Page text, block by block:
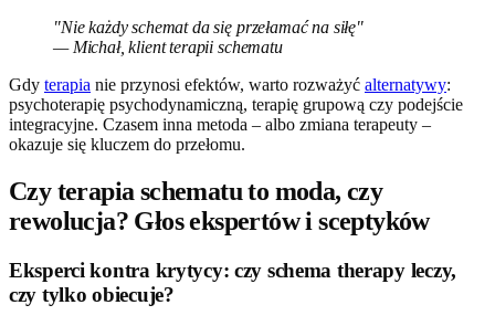
"Nie każdy schemat da się przełamać na siłę"
— Michał, klient terapii schematu
Gdy terapia nie przynosi efektów, warto rozważyć alternatywy:
psychoterapię psychodynamiczną, terapię grupową czy podejście
integracyjne. Czasem inna metoda – albo zmiana terapeuty –
okazuje się kluczem do przełomu.
Czy terapia schematu to moda, czy
rewolucja? Głos ekspertów i sceptyków
Eksperci kontra krytycy: czy schema therapy leczy,
czy tylko obiecuje?